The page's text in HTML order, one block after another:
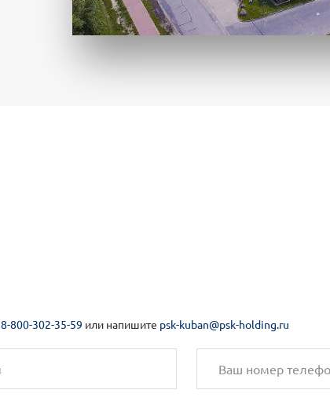
8-800-302-35-59 или напишите psk-kuban@psk-holding.ru